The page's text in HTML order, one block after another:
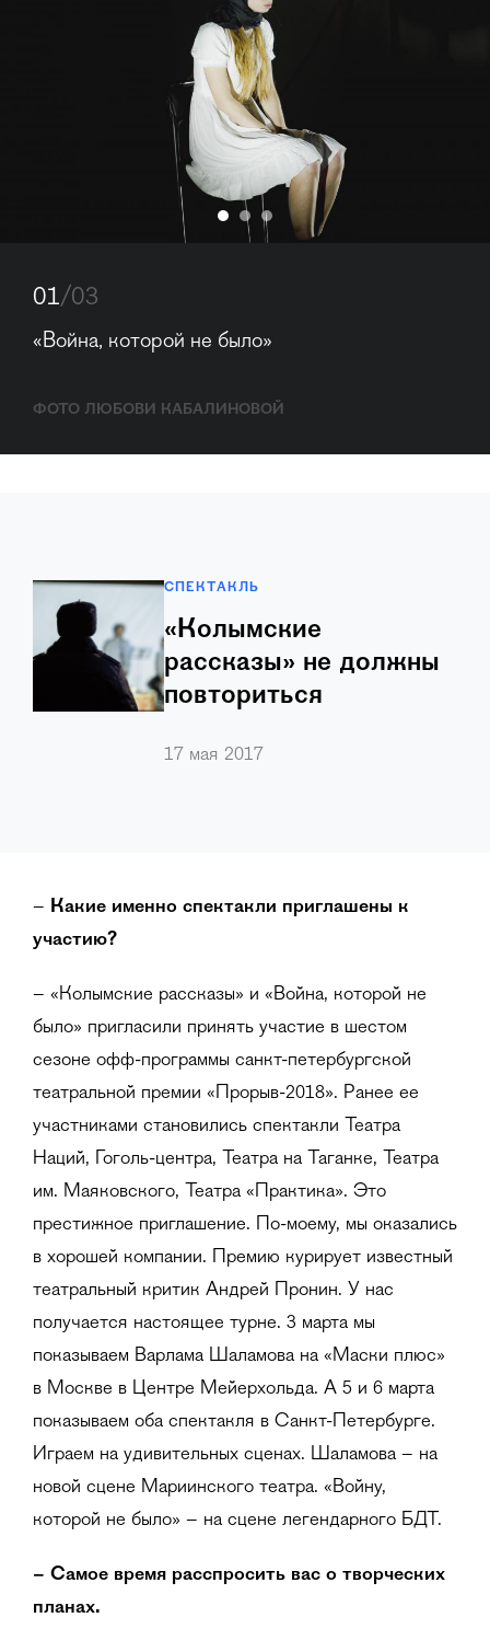
01/03
«Война, которой не было»
ФОТО ЛЮБОВИ КАБАЛИНОВОЙ
СПЕКТАКЛЬ
«Колымские
рассказы» не должны
повториться
17 мая 2017
– Какие именно спектакли приглашены к
участию?
– «Колымские рассказы» и «Война, которой не
было» пригласили принять участие в шестом
сезоне офф-программы санкт-петербургской
театральной премии «Прорыв-2018». Ранее ее
участниками становились спектакли Театра
Наций, Гоголь-центра, Театра на Таганке, Театра
им. Маяковского, Театра «Практика». Это
престижное приглашение. По-моему, мы оказались
в хорошей компании. Премию курирует известный
театральный критик Андрей Пронин. У нас
получается настоящее турне. 3 марта мы
показываем Варлама Шаламова на «Маски плюс»
в Москве в Центре Мейерхольда. А 5 и 6 марта
показываем оба спектакля в Санкт-Петербурге.
Играем на удивительных сценах. Шаламова – на
новой сцене Мариинского театра. «Войну,
которой не было» – на сцене легендарного БДТ.
– Самое время расспросить вас о творческих
планах.